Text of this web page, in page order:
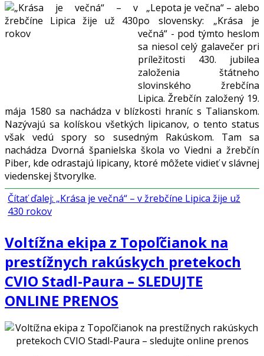
„Lepota je večna“ – alebo
po slovensky: „Krása je
večná“ - pod týmto heslom
sa niesol celý galavečer pri
príležitosti 430. jubilea
založenia štátneho
slovinského žrebčína
Lipica. Žrebčín založený 19.
mája 1580 sa nachádza v blízkosti hraníc s Talianskom.
Nazývajú sa kolískou všetkých lipicanov, o tento status
však vedú spory so susedným Rakúskom. Tam sa
nachádza Dvorná španielska škola vo Viedni a žrebčín
Piber, kde odrastajú lipicany, ktoré môžete vidieť v slávnej
viedenskej štvorylke.
Čítať ďalej: „Krása je večná“ – v žrebčíne Lipica žije už
430 rokov
Voltížna ekipa z Topoľčianok na
prestížnych rakúskych pretekoch
CVIO Stadl-Paura – SLEDUJTE
ONLINE PRENOS